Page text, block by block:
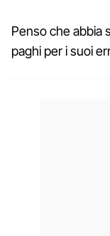
Penso che abbia
paghi per i suoi